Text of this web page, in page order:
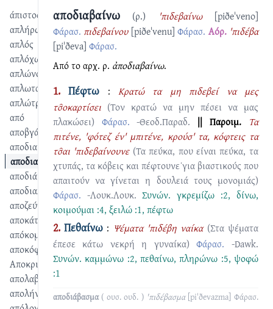
άπιστος
απλήρωτος
απλός
απλόχωρος
απλώνω
απλωταριά
απλώτρα
από
αποβγάλλω
αποδιαβάζω
αποδιαβαίνω
αποδιάβασμα
αποδιαλεγούδια
αποζεύγω
αποκάτω
απόκομμα
αποκόφτω
Αποκριά
απολαβή
απολήνι
αποδιαβαίνω (ρ.) 'πιδεβαίνω
[piðeˈveno]
Φάρασ. πιδεβαίνου [piðeˈvenu] Φάρασ. Αόρ. 'πιδέβα
[piˈðeva] Φάρασ.
Από το αρχ. ρ. ἀποδιαβαίνω.
1.Πέφτω : Κρατώ τα μη πιδεβεί να μες
τσ̑οκαρτίσει (Τον κρατώ να μην πέσει να μας
πλακώσει) Φάρασ. -Θεοδ.Παραδ. || Παροιμ. Τα
πιτένε, 'φότεζ έν' μπιτένε, κρούσ' τα, κόφτεις τα
τσ̑αι 'πιδεβαίνουνε (Τα πεύκα, που είναι πεύκα, τα
χτυπάς, τα κόβεις και πέφτουνε˙για βιαστικούς που
απαιτούν να γίνεται η δουλειά τους μονομιάς)
Φάρασ. -Λουκ.Λουκ. Συνών.γκρεμίζω :2, δίνω,
κοιμούμαι :4, ξειλώ :1, πέφτω
2.Πεθαίνω : Ψέματα 'πιδέβη ναίκα (Στα ψέματα
έπεσε κάτω νεκρή η γυναίκα)Φάρασ. -Dawk.
Συνών.καμμώνω :2, πεθαίνω,πληρώνω :5, ψοφώ
:1
αποδιάβασμα ( ουσ. ουδ. ) 'πιδέβασμα [piˈðevazma] Φάρασ.